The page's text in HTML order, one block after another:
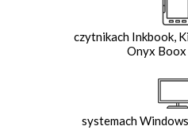
czytnikach Inkbook,
Onyx
systemach